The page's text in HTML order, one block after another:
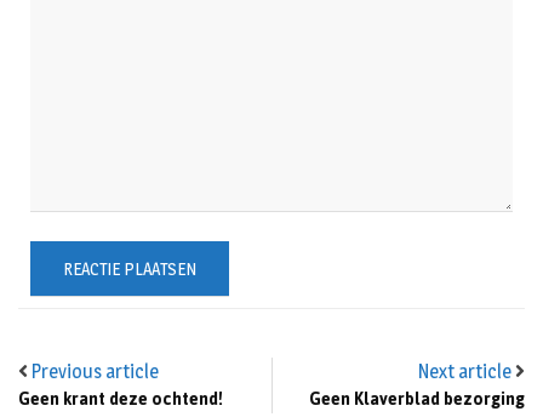
Previous article
Geen krant deze ochtend!
Next article
Geen Klaverblad bezorging